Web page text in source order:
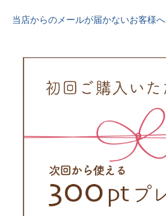
当店からのメールが届かないお客様へ